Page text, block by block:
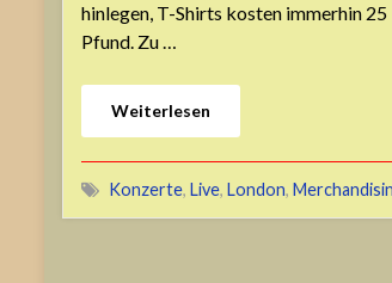
hinlegen, T-Shirts kosten immerhin 25
Pfund. Zu …
Weiterlesen
Konzerte, Live, London,